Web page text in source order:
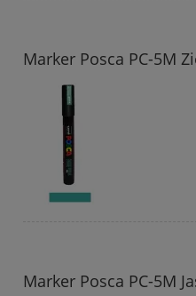
Marker Posca PC-5M
Marker Posca PC-5M